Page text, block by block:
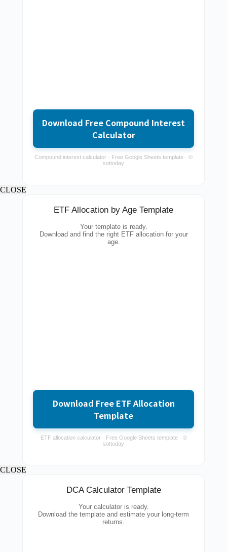
Download Free Compound Interest
Calculator
Compound interest calculator · Free Google Sheets template · ©
sottoday
CLOSE
ETF Allocation by Age Template
Your template is ready.
Download and find the right ETF allocation for your
age.
Download Free ETF Allocation
Template
ETF allocation calculator · Free Google Sheets template · ©
sottoday
CLOSE
DCA Calculator Template
Your calculator is ready.
Download the template and estimate your long-term
returns.